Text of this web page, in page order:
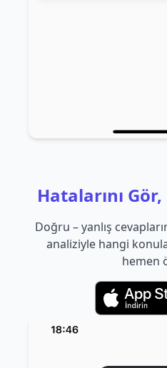
Hatalarını
Doğru – yanlış
analiziyle hangi
hemen